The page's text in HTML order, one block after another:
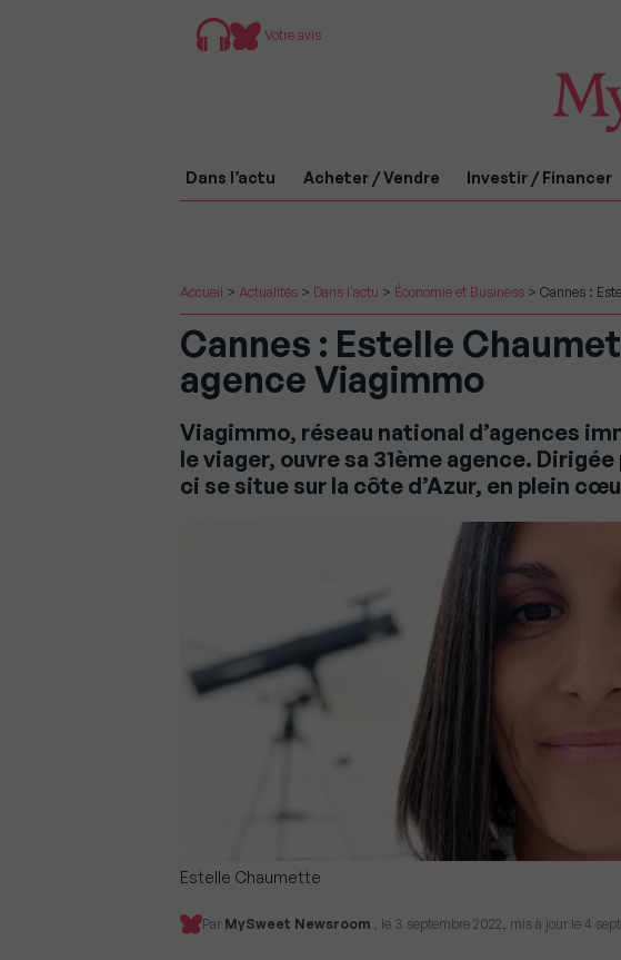
Votre avis
Dans l’actu Acheter / Vendre Investir / Financer
Accueil > Actualités > Dans l'actu > Économie et Business > Cannes :
Cannes : Estelle
agence Viagimmo
Viagimmo, réseau national d’agences
le viager, ouvre sa 31ème agence.
ci se situe sur la côte d’Azur, en plein
Estelle Chaumette
Par MySweet Newsroom , le 3 septembre 2022, mis à jour le 4